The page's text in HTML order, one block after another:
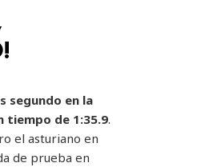
segundo en la
tiempo de 1:35.9.
el asturiano en
de prueba en